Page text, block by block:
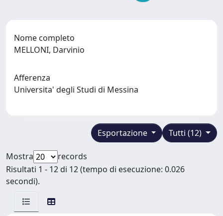
Nome completo
MELLONI, Darvinio
Afferenza
Universita' degli Studi di Messina
Tutti (12)
Esportazione
Mostra
records
Risultati 1 - 12 di 12 (tempo di esecuzione: 0.026
secondi).